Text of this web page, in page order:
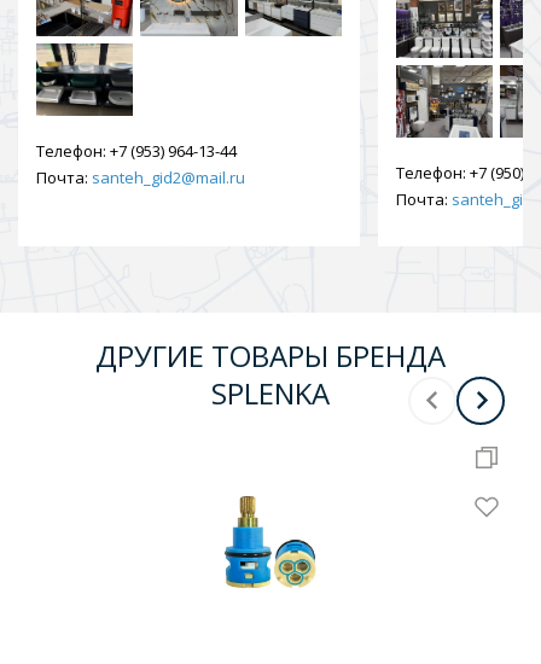
Телефон: +7 (953) 964-13-44
Почта: santeh_gid2@mail.ru Телефон: +7 (950)
Почта:
ДРУГИЕ ТОВАРЫ БРЕНДА
SPLENKA